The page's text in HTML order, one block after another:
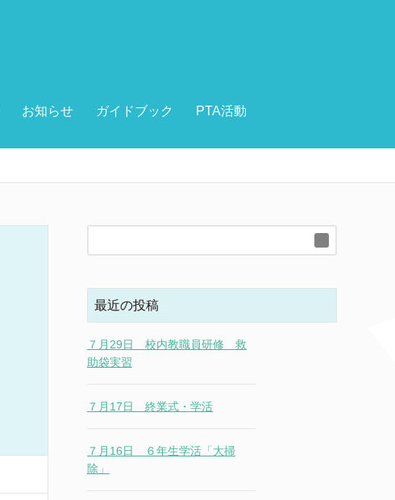
お知らせ ガイドブック PTA活動
最近の投稿
７月29日 校内教職員研修 救
助袋実習
７月17日 終業式・学活
７月16日 ６年生学活「大掃
除」